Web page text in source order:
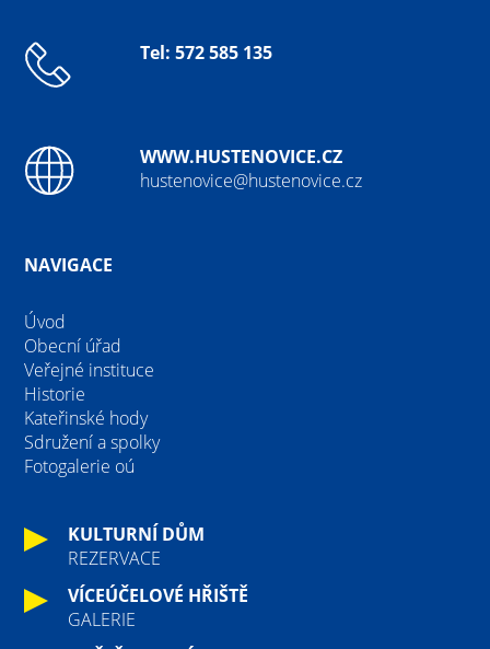
Tel: 572 585 135
WWW.HUSTENOVICE.CZ
hustenovice@hustenovice.cz
NAVIGACE
Úvod
Obecní úřad
Veřejné instituce
Historie
Kateřinské hody
Sdružení a spolky
Fotogalerie oú
KULTURNÍ DŮM
REZERVACE
VÍCEÚČELOVÉ HŘIŠTĚ
GALERIE